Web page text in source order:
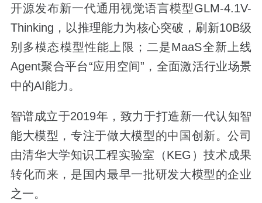
开源发布新一代通用视觉语言模型GLM-4.1V-
Thinking，以推理能力为核心突破，刷新10B级
别多模态模型性能上限；二是MaaS全新上线
Agent聚合平台“应用空间”，全面激活行业场景
中的AI能力。
智谱成立于2019年，致力于打造新一代认知智
能大模型，专注于做大模型的中国创新。公司
由清华大学知识工程实验室（KEG）技术成果
转化而来，是国内最早一批研发大模型的企业
之一‌。